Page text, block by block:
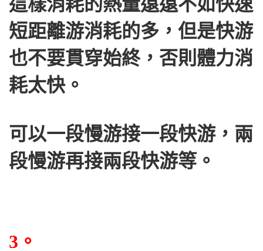
短距離游消耗的多，但是快游
也不要貫穿始終，否則體力消
耗太快。
可以一段慢游接一段快游，兩
段慢游再接兩段快游等。
3。